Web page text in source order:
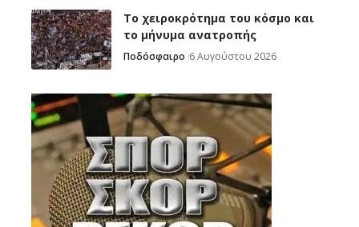
Το χειροκρότημα του κόσμο και
το μήνυμα ανατροπής
Ποδόσφαιρο 6 Αυγούστου 2026